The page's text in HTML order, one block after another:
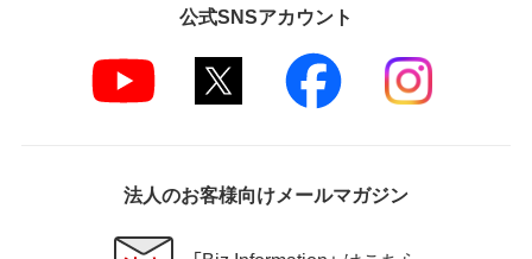
公式SNSアカウント
法人のお客様向けメールマガジン